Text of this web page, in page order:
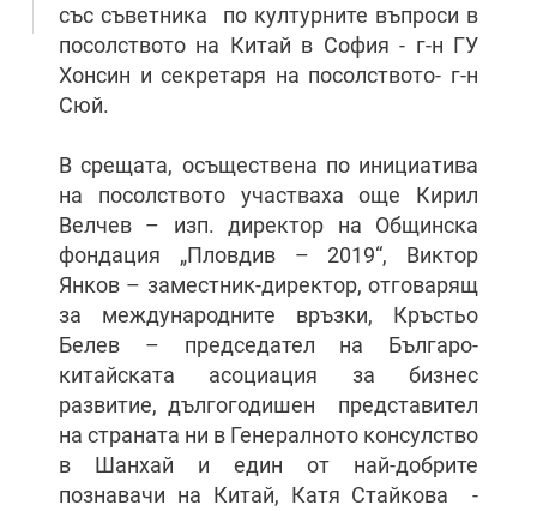
със съветника по културните въпроси в
посолството на Китай в София - г-н ГУ
Хонсин и секретаря на посолството- г-н
Сюй.
В срещата, осъществена по инициатива
на посолството участваха още Кирил
Велчев – изп. директор на Общинска
фондация „Пловдив – 2019“, Виктор
Янков – заместник-директор, отговарящ
за международните връзки, Кръстьо
Белев – председател на Българо-
китайската асоциация за бизнес
развитие, дългогодишен представител
на страната ни в Генералното консулство
в Шанхай и един от най-добрите
познавачи на Китай, Катя Стайкова -